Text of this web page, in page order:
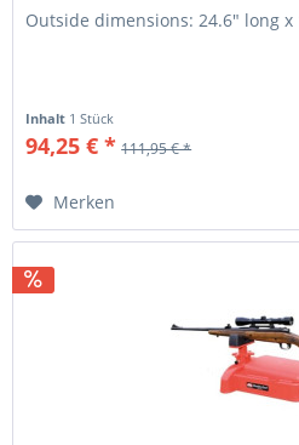
Outside dimensions: 24.6" long
Inhalt 1 Stück
94,25 € * 111,95 € *
Merken